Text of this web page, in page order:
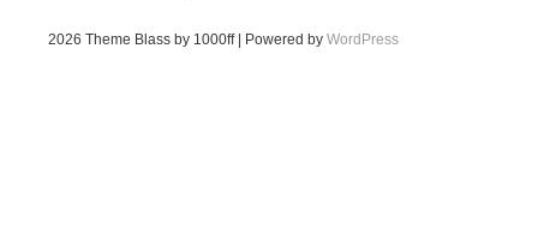
2026 Theme Blass by 1000ff | Powered by WordPress